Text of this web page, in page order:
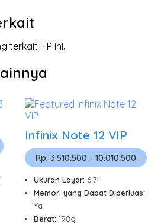
terkait HP ini.
Infinix Note 12 VIP
Rp. 3.510.500 - 10.010.500
Ukuran Layar: 6.7"
Memori yang Dapat Diperluas:
Ya
Berat: 198g